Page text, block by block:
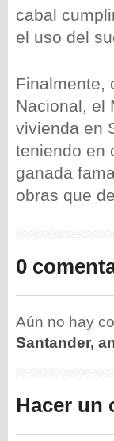
cabal
el uso del
Finalmente,
Nacional, el
vivienda en
teniendo en
ganada
obras que
0
Aún no hay
Santander,
Hacer un